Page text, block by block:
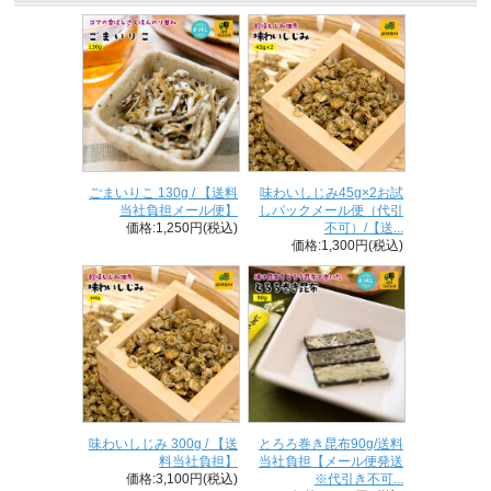
ごまいりこ 130g / 【送料
当社負担メール便】
価格:1,250円(税込)
味わいしじみ45g×2お試
しパックメール便（代引
不可）/【送...
価格:1,300円(税込)
味わいしじみ 300g / 【送
料当社負担】
価格:3,100円(税込)
とろろ巻き昆布90g/送料
当社負担【メール便発送
※代引き不可...